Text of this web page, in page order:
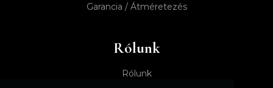
Garancia / Átméretezés
Rólunk
Rólunk